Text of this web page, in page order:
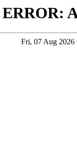
ERROR:
Fri, 07 Aug